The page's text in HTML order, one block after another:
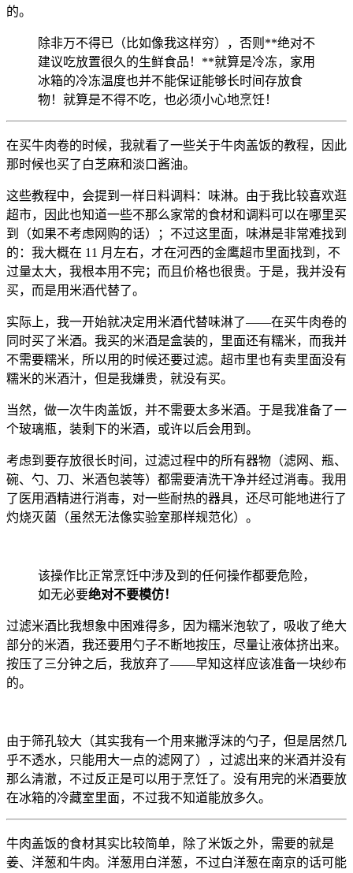
的。
除非万不得已（比如像我这样穷），否则**绝对不
建议吃放置很久的生鲜食品！**就算是冷冻，家用
冰箱的冷冻温度也并不能保证能够长时间存放食
物！就算是不得不吃，也必须小心地烹饪！
在买牛肉卷的时候，我就看了一些关于牛肉盖饭的教程，因此
那时候也买了白芝麻和淡口酱油。
这些教程中，会提到一样日料调料：味淋。由于我比较喜欢逛
超市，因此也知道一些不那么家常的食材和调料可以在哪里买
到（如果不考虑网购的话）；不过这里面，味淋是非常难找到
的：我大概在 11 月左右，才在河西的金鹰超市里面找到，不
过量太大，我根本用不完；而且价格也很贵。于是，我并没有
买，而是用米酒代替了。
实际上，我一开始就决定用米酒代替味淋了——在买牛肉卷的
同时买了米酒。我买的米酒是盒装的，里面还有糯米，而我并
不需要糯米，所以用的时候还要过滤。超市里也有卖里面没有
糯米的米酒汁，但是我嫌贵，就没有买。
当然，做一次牛肉盖饭，并不需要太多米酒。于是我准备了一
个玻璃瓶，装剩下的米酒，或许以后会用到。
考虑到要存放很长时间，过滤过程中的所有器物（滤网、瓶、
碗、勺、刀、米酒包装等）都需要清洗干净并经过消毒。我用
了医用酒精进行消毒，对一些耐热的器具，还尽可能地进行了
灼烧灭菌（虽然无法像实验室那样规范化）。
该操作比正常烹饪中涉及到的任何操作都要危险，
如无必要绝对不要模仿！
过滤米酒比我想象中困难得多，因为糯米泡软了，吸收了绝大
部分的米酒，我还要用勺子不断地按压，尽量让液体挤出来。
按压了三分钟之后，我放弃了——早知这样应该准备一块纱布
的。
由于筛孔较大（其实我有一个用来撇浮沫的勺子，但是居然几
乎不透水，只能用大一点的滤网了），过滤出来的米酒并没有
那么清澈，不过反正是可以用于烹饪了。没有用完的米酒要放
在冰箱的冷藏室里面，不过我不知道能放多久。
牛肉盖饭的食材其实比较简单，除了米饭之外，需要的就是
姜、洋葱和牛肉。洋葱用白洋葱，不过白洋葱在南京的话可能